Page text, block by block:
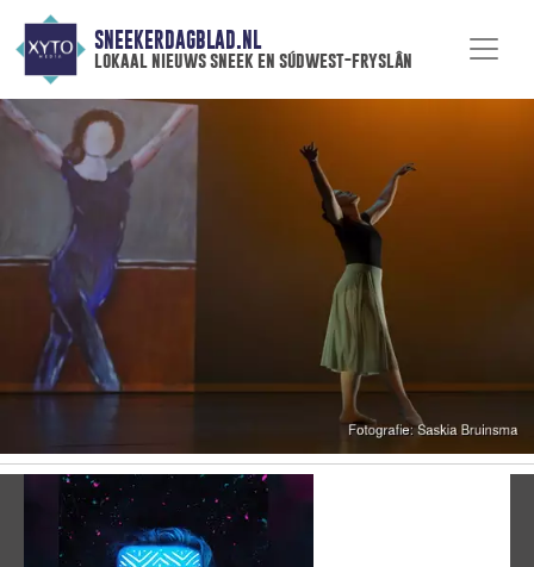
SNEEKERDAGBLAD.NL
lokaal nieuws sneek en súdwest-fryslân